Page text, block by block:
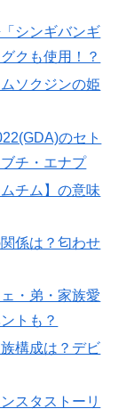
シンギバンギ
クも使用！？
ソクジンの姫
のセト
チ・エナプ
チム】の意味
係は？匂わせ
・弟・家族愛
トも？
構成は？デビ
スタストーリ